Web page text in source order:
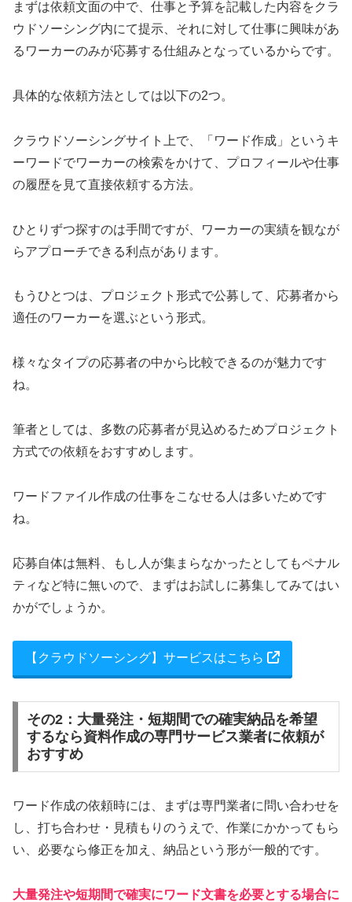
まずは依頼文面の中で、仕事と予算を記載した内容をクラ
ウドソーシング内にて提示、それに対して仕事に興味があ
るワーカーのみが応募する仕組みとなっているからです。
具体的な依頼方法としては以下の2つ。
クラウドソーシングサイト上で、「ワード作成」というキ
ーワードでワーカーの検索をかけて、プロフィールや仕事
の履歴を見て直接依頼する方法。
ひとりずつ探すのは手間ですが、ワーカーの実績を観なが
らアプローチできる利点があります。
もうひとつは、プロジェクト形式で公募して、応募者から
適任のワーカーを選ぶという形式。
様々なタイプの応募者の中から比較できるのが魅力です
ね。
筆者としては、多数の応募者が見込めるためプロジェクト
方式での依頼をおすすめします。
ワードファイル作成の仕事をこなせる人は多いためです
ね。
応募自体は無料、もし人が集まらなかったとしてもペナル
ティなど特に無いので、まずはお試しに募集してみてはい
かがでしょうか。
【クラウドソーシング】サービスはこちら
その2：大量発注・短期間での確実納品を希望
するなら資料作成の専門サービス業者に依頼が
おすすめ
ワード作成の依頼時には、まずは専門業者に問い合わせを
し、打ち合わせ・見積もりのうえで、作業にかかってもら
い、必要なら修正を加え、納品という形が一般的です。
大量発注や短期間で確実にワード文書を必要とする場合に